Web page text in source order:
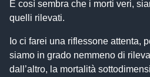
E così sembra che i morti veri,
quelli rilevati.
Io ci farei una riflessone attenta,
siamo in grado nemmeno di
dall’altro, la mortalità